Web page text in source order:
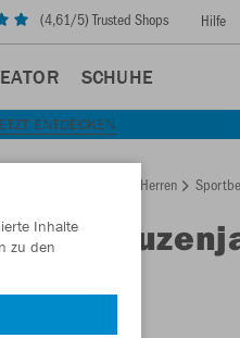
(4,61/5) Trusted Shops Hilfe
SCHUHE
ENTDECKEN
Herren
Inhalte
zu den